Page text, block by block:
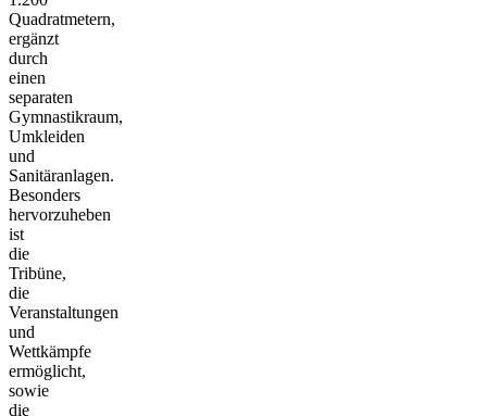
Quadratmetern,
ergänzt
durch
einen
separaten
Gymnastikraum,
Umkleiden
und
Sanitäranlagen.
Besonders
hervorzuheben
ist
die
Tribüne,
die
Veranstaltungen
und
Wettkämpfe
ermöglicht,
sowie
die